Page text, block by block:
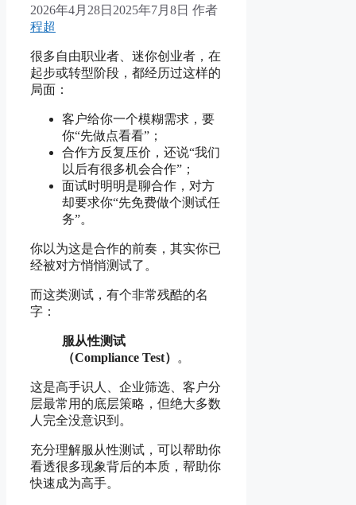
2026年4月28日 2025年7月8日 作者
程超
很多自由职业者、迷你创业者，在
起步或转型阶段，都经历过这样的
局面：
客户给你一个模糊需求，要
你“先做点看看”；
合作方反复压价，还说“我们
以后有很多机会合作”；
面试时明明是聊合作，对方
却要求你“先免费做个测试任
务”。
你以为这是合作的前奏，其实你已
经被对方悄悄测试了。
而这类测试，有个非常残酷的名
字：
服从性测试
（Compliance Test） 。
这是高手识人、企业筛选、客户分
层最常用的底层策略，但绝大多数
人完全没意识到。
充分理解服从性测试，可以帮助你
看透很多现象背后的本质，帮助你
快速成为高手。